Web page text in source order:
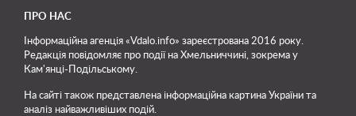
ПРО НАС
Інформаційна агенція «Vdalo.info» зареєстрована 2016 року.
Редакція повідомляє про події на Хмельниччині, зокрема у
Кам'янці-Подільському.
На сайті також представлена інформаційна картина України та
аналіз найважливіших подій.